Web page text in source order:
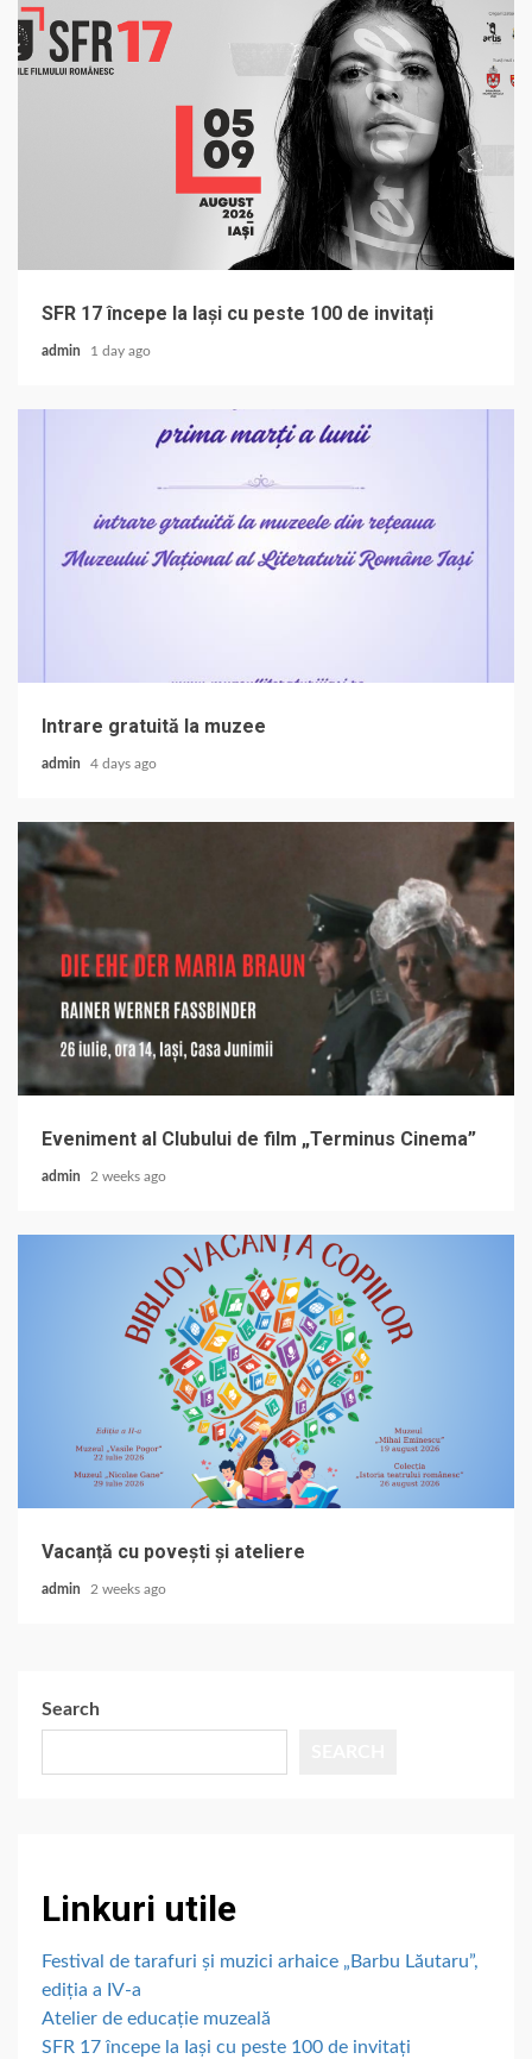
SFR 17 începe la Iași cu peste 100 de invitați
admin 1 day ago
Intrare gratuită la muzee
admin 4 days ago
Eveniment al Clubului de film „Terminus Cinema”
admin 2 weeks ago
Vacanță cu povești și ateliere
admin 2 weeks ago
Search
Linkuri utile
Festival de tarafuri și muzici arhaice „Barbu Lăutaru”,
ediția a IV-a
Atelier de educație muzeală
SFR 17 începe la Iași cu peste 100 de invitați